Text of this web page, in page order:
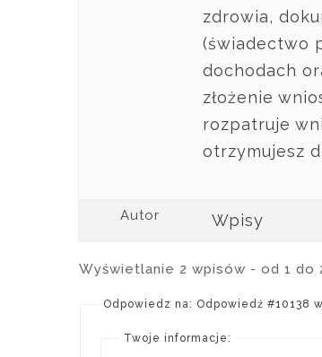
zdrowia,
(świadectwo
dochodach
złożenie
rozpatruje
otrzymujesz
Autor Wpisy
Wyświetlanie 2 wpisów - od 1 do
Odpowiedz na: Odpowiedź #10138
Twoje informacje: